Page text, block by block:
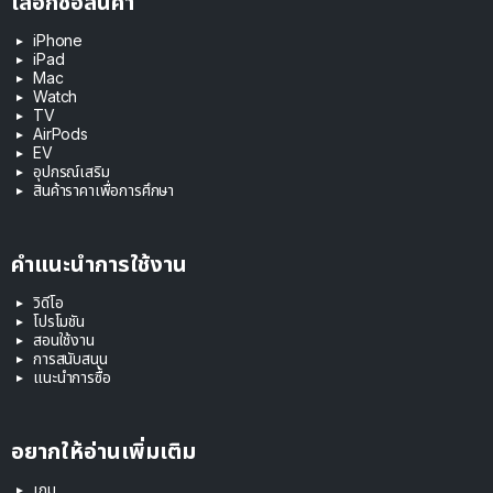
iPhone
iPad
Mac
Watch
TV
AirPods
EV
อุปกรณ์เสริม
สินค้าราคาเพื่อการศึกษา
คำแนะนำการใช้งาน
วิดีโอ
โปรโมชัน
สอนใช้งาน
การสนับสนุน
แนะนำการซื้อ
อยากให้อ่านเพิ่มเติม
เกม